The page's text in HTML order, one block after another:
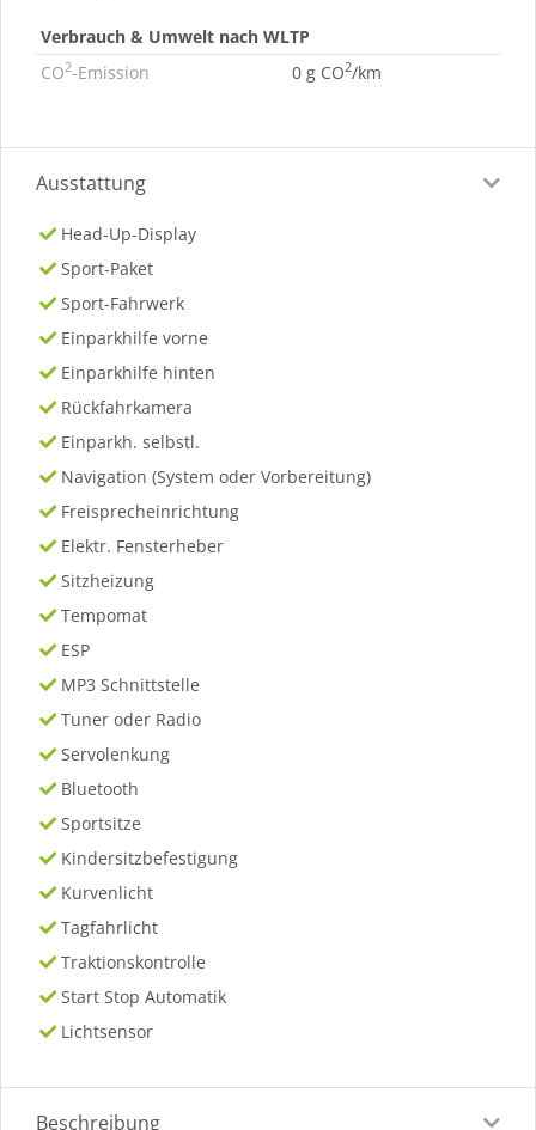
Verbrauch & Umwelt nach WLTP
CO2-Emission 0 g CO2/km
Ausstattung
Head-Up-Display
Sport-Paket
Sport-Fahrwerk
Einparkhilfe vorne
Einparkhilfe hinten
Rückfahrkamera
Einparkh. selbstl.
Navigation (System oder Vorbereitung)
Freisprecheinrichtung
Elektr. Fensterheber
Sitzheizung
Tempomat
ESP
MP3 Schnittstelle
Tuner oder Radio
Servolenkung
Bluetooth
Sportsitze
Kindersitzbefestigung
Kurvenlicht
Tagfahrlicht
Traktionskontrolle
Start Stop Automatik
Lichtsensor
Beschreibung